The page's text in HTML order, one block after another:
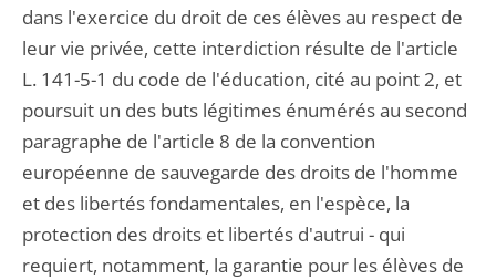
dans l'exercice du droit de ces élèves au respect de
leur vie privée, cette interdiction résulte de l'article
L. 141-5-1 du code de l'éducation, cité au point 2, et
poursuit un des buts légitimes énumérés au second
paragraphe de l'article 8 de la convention
européenne de sauvegarde des droits de l'homme
et des libertés fondamentales, en l'espèce, la
protection des droits et libertés d'autrui - qui
requiert, notamment, la garantie pour les élèves de